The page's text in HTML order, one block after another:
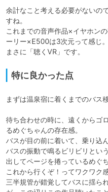
余計なこと考える必要がないの
すね。
これまでの音声作品×イヤホン
ーリー×E500は3次元って感じ。
まさに「聴くVR」です。
特に良かった点
まずは温泉宿に着くまでのバス
待ち合わせの時に、遠くからゴ
るめぐちゃんの存在感。
バスが目の前に着いて、乗り込
バスの振動で鳴るビリビリとい
出してページを捲っているめぐ
これから行くぞ！ってワクワク
三半規管が錯覚してバスに揺ら